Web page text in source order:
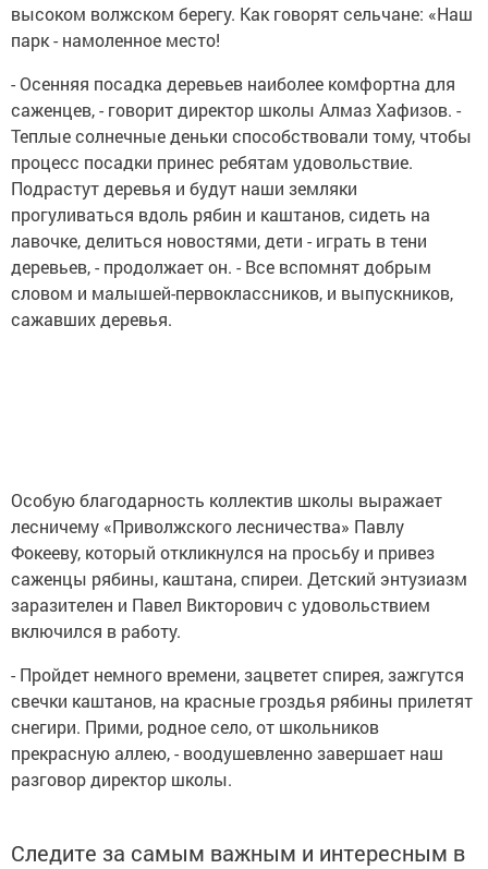
высоком волжском берегу. Как говорят сельчане: «Наш
парк - намоленное место!
- Осенняя посадка деревьев наиболее комфортна для
саженцев, - говорит директор школы Алмаз Хафизов. -
Теплые солнечные деньки способствовали тому, чтобы
процесс посадки принес ребятам удовольствие.
Подрастут деревья и будут наши земляки
прогуливаться вдоль рябин и каштанов, сидеть на
лавочке, делиться новостями, дети - играть в тени
деревьев, - продолжает он. - Все вспомнят добрым
словом и малышей-первоклассников, и выпускников,
сажавших деревья.
Особую благодарность коллектив школы выражает
лесничему «Приволжского лесничества» Павлу
Фокееву, который откликнулся на просьбу и привез
саженцы рябины, каштана, спиреи. Детский энтузиазм
заразителен и Павел Викторович с удовольствием
включился в работу.
- Пройдет немного времени, зацветет спирея, зажгутся
свечки каштанов, на красные гроздья рябины прилетят
снегири. Прими, родное село, от школьников
прекрасную аллею, - воодушевленно завершает наш
разговор директор школы.
Следите за самым важным и интересным в